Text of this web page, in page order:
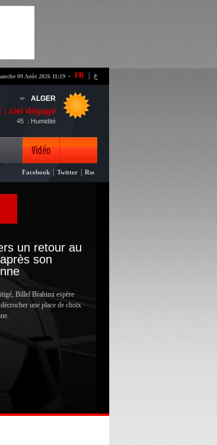
- FR ع 09 Août 2026 11:19
ALGER
| ciel dégagé
: Humidité
45
Vidéo
Photo
Facebook Twitter Rss
un retour au
son
Billel Brahimi espère
une place de choix